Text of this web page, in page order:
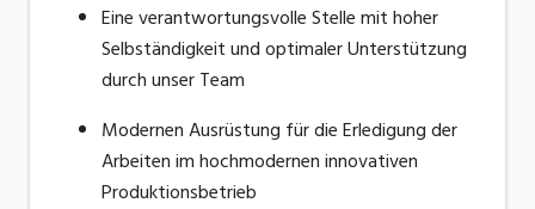
Eine verantwortungsvolle Stelle mit hoher
Selbständigkeit und optimaler Unterstützung
durch unser Team
Modernen Ausrüstung für die Erledigung der
Arbeiten im hochmodernen innovativen
Produktionsbetrieb